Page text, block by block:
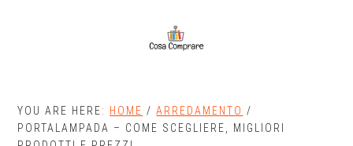
YOU ARE HERE: HOME / ARREDAMENTO /
PORTALAMPADA – COME SCEGLIERE, MIGLIORI